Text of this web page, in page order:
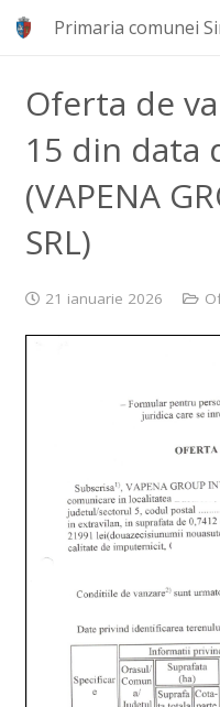
Primaria comunei
Oferta de
15 din data
(VAPENA
SRL)
21 ianuarie 2026